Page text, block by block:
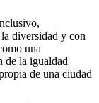
diversidad y con
una
de la igualdad
de una ciudad